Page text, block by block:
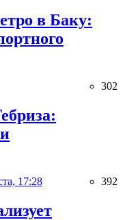
в Баку:
302
17:28 392